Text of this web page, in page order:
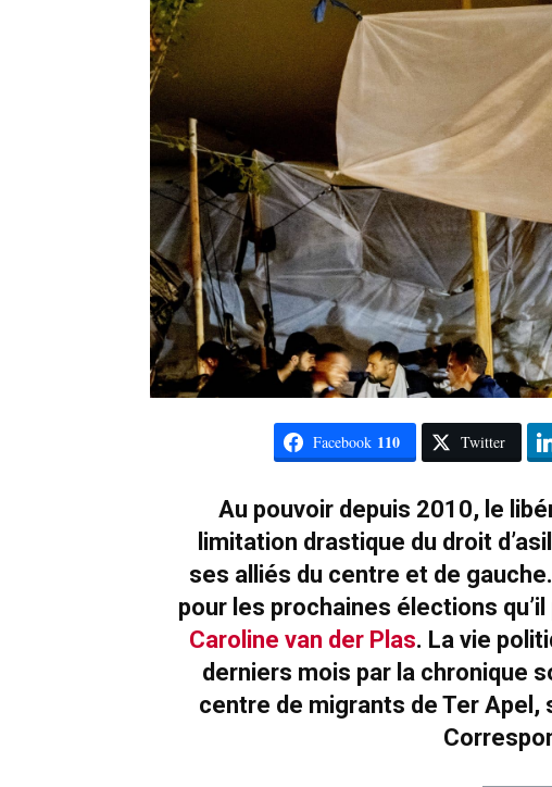
Facebook 110 Twitter
Au pouvoir depuis 2010, le
limitation drastique du droit
ses alliés du centre et de
pour les prochaines élections
Caroline van der Plas. La vie
derniers mois par la chronique
centre de migrants de Ter Apel,